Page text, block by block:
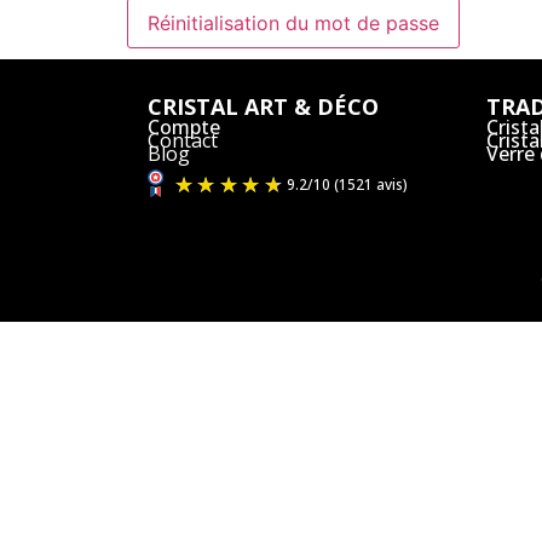
Réinitialisation du mot de passe
CRISTAL ART & DÉCO
Compte
Contact
Blog Verre